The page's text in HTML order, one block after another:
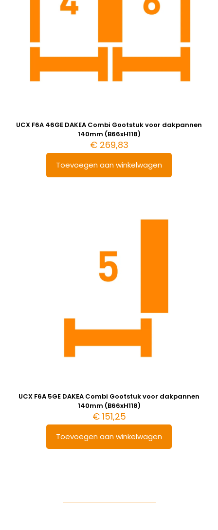
UCX F6A 46GE DAKEA Combi Gootstuk voor dakpannen
140mm (B66xH118)
€269,83
Toevoegen aan winkelwagen
UCX F6A 5GE DAKEA Combi Gootstuk voor dakpannen
140mm (B66xH118)
€151,25
Toevoegen aan winkelwagen